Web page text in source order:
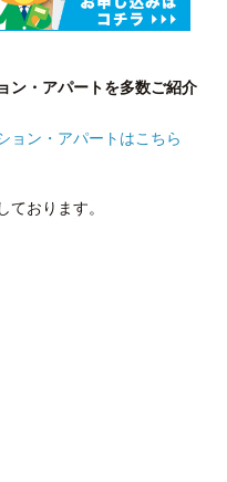
ン・アパートを多数ご紹介
ョン・アパートはこちら
ております。